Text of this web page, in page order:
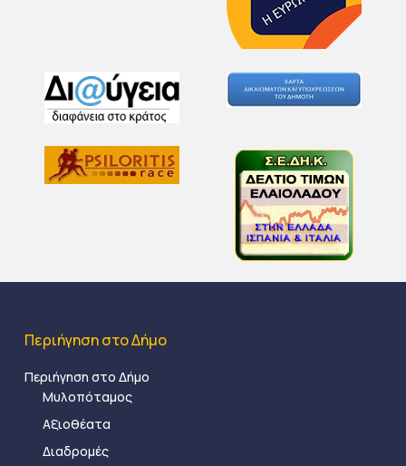
Περιήγηση στο Δήμο
Περιήγηση στο Δήμο
Μυλοπόταμος
Αξιοθέατα
Διαδρομές